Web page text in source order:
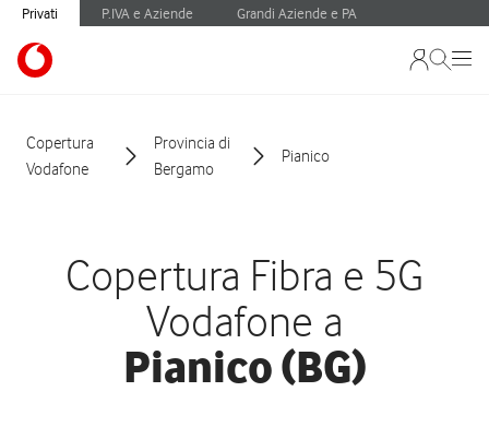
Privati P.IVA e Aziende Grandi Aziende e PA
Copertura
Vodafone
Provincia di
Bergamo
Pianico
Copertura Fibra e 5G
Vodafone a
Pianico (BG)